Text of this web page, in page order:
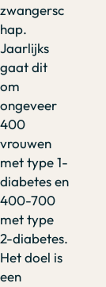
zwangersc
hap.
Jaarlijks
gaat dit
om
ongeveer
400
vrouwen
met type 1-
diabetes en
400-700
met type
2-diabetes.
Het doel is
een